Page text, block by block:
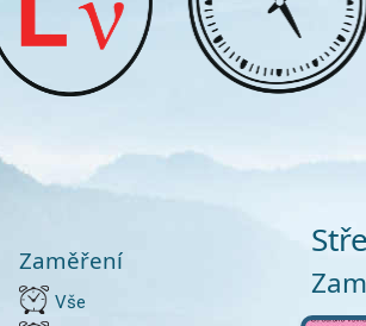
Zaměření
Vše